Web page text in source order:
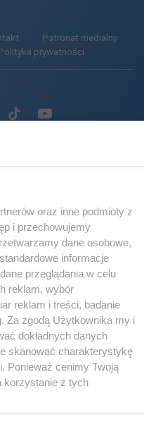
Patronat medialny
prywatności
Tiktok.comYoutube.com
oraz inne podmioty z
i przechowujemy
dane osobowe,
informacje
przeglądania w celu
reklam, wybór
reklam i treści, badanie
Za zgodą Użytkownika my i
dokładnych danych
skanować charakterystykę
Ponieważ cenimy Twoją
korzystanie z tych